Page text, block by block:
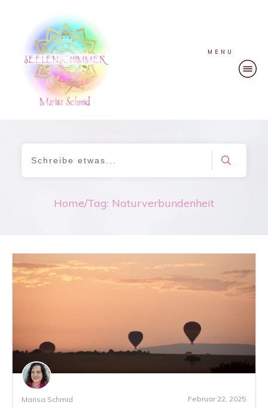
MENU
Home/Tag: Naturverbundenheit
Marisa Schmid Februar 22, 2025